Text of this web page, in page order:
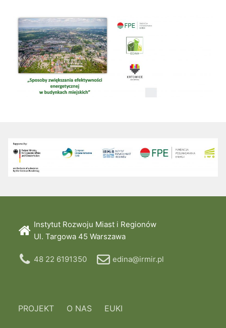
Instytut Rozwoju Miast i Regionów
Ul. Targowa 45 Warszawa
48 22 6191350 edina@irmir.pl
PROJEKT O NAS EUKI